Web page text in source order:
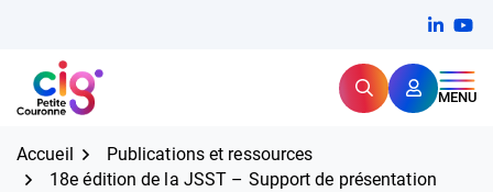
contenu
CIG Petite Couronne RechercherMENU
Expertise et proximité pour
Accueil
Publications et ressources
18e édition de la JSST – Support de présentation